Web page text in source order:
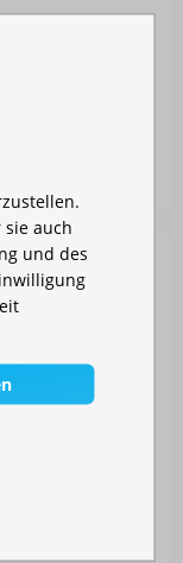
auch
und des